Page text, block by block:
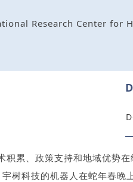
Research Center for
积累、政策支持和地域优势
树科技的机器人在蛇年春晚